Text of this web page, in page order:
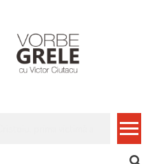
rapid, gratuit și eficient,